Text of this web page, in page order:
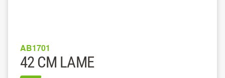
AB1701
42 CM LAME